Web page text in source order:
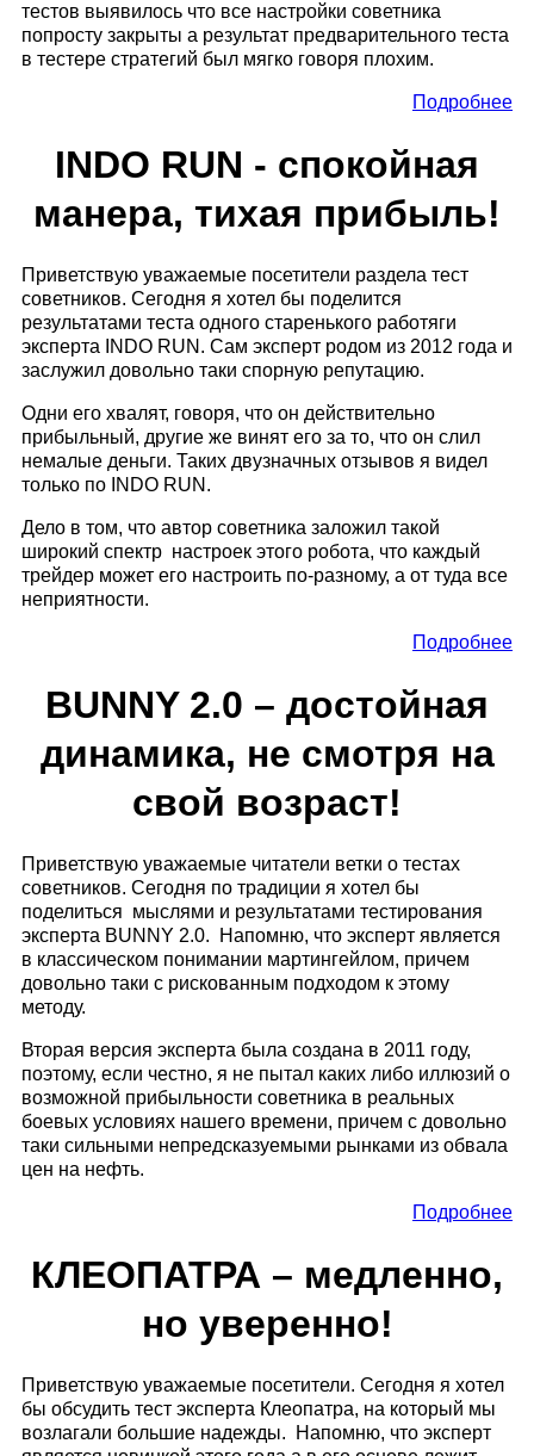
тестов выявилось что все настройки советника
попросту закрыты а результат предварительного теста
в тестере стратегий был мягко говоря плохим.
Подробнее
INDO RUN - спокойная
манера, тихая прибыль!
Приветствую уважаемые посетители раздела тест
советников. Сегодня я хотел бы поделится
результатами теста одного старенького работяги
эксперта INDO RUN. Сам эксперт родом из 2012 года и
заслужил довольно таки спорную репутацию.
Одни его хвалят, говоря, что он действительно
прибыльный, другие же винят его за то, что он слил
немалые деньги. Таких двузначных отзывов я видел
только по INDO RUN.
Дело в том, что автор советника заложил такой
широкий спектр настроек этого робота, что каждый
трейдер может его настроить по-разному, а от туда все
неприятности.
Подробнее
BUNNY 2.0 – достойная
динамика, не смотря на
свой возраст!
Приветствую уважаемые читатели ветки о тестах
советников. Сегодня по традиции я хотел бы
поделиться мыслями и результатами тестирования
эксперта BUNNY 2.0. Напомню, что эксперт является
в классическом понимании мартингейлом, причем
довольно таки с рискованным подходом к этому
методу.
Вторая версия эксперта была создана в 2011 году,
поэтому, если честно, я не пытал каких либо иллюзий о
возможной прибыльности советника в реальных
боевых условиях нашего времени, причем с довольно
таки сильными непредсказуемыми рынками из обвала
цен на нефть.
Подробнее
КЛЕОПАТРА – медленно,
но уверенно!
Приветствую уважаемые посетители. Сегодня я хотел
бы обсудить тест эксперта Клеопатра, на который мы
возлагали большие надежды. Напомню, что эксперт